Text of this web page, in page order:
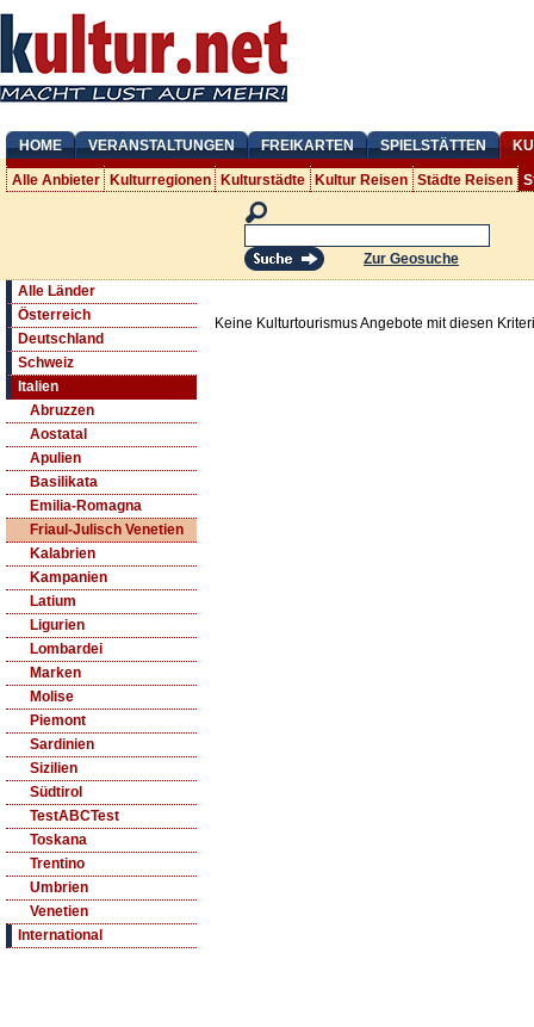
HOME VERANSTALTUNGEN FREIKARTEN SPIELSTÄTTEN
Alle Anbieter Kulturregionen Kulturstädte Kultur Reisen Städte Reisen
Zur Geosuche
Alle Länder
Österreich
Deutschland
Schweiz
Italien
Abruzzen
Aostatal
Apulien
Basilikata
Emilia-Romagna
Friaul-Julisch Venetien
Kalabrien
Kampanien
Latium
Ligurien
Lombardei
Marken
Molise
Piemont
Sardinien
Sizilien
Südtirol
TestABCTest
Toskana
Trentino
Umbrien
Venetien
International
Keine Kulturtourismus Angebote mit diesen